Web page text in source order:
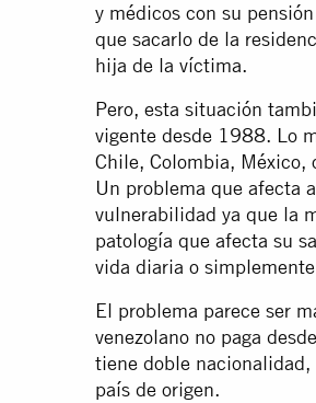
y médicos con su
que sacarlo de la
hija de la víctima.
Pero, esta situación
vigente desde 1988. Lo
Chile, Colombia, México,
Un problema que afecta
vulnerabilidad ya que la
patología que afecta su
vida diaria o
El problema parece ser
venezolano no paga
tiene doble nacionalidad,
país de origen.